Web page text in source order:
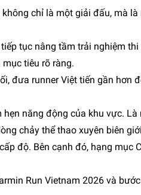
chỉ là một giải đấu, mà
tục nâng tầm trải nghiệm
tiêu rõ ràng.
đưa runner Việt tiến gần hơn
năng động của khu vực.
chảy thể thao xuyên biên
độ. Bên cạnh đó, hạng
Run Vietnam 2026 và bước